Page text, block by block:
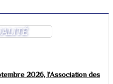
2026, l’Association des